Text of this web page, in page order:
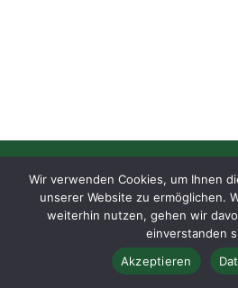
Wir verwenden Cookies, um Ihnen
unserer Website zu ermöglichen.
weiterhin nutzen, gehen wir
einverstanden
Akzeptieren